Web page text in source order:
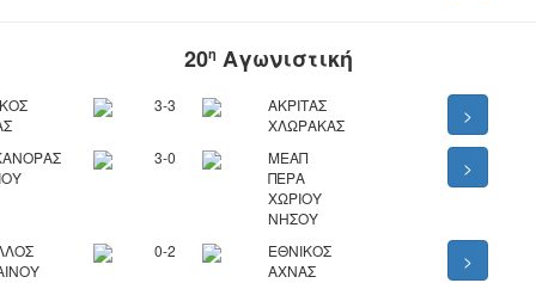
20η Αγωνιστική
3-3
ΑΚΡΙΤΑΣ
ΧΛΩΡΑΚΑΣ
>
3-0
ΜΕΑΠ
ΠΕΡΑ
ΧΩΡΙΟΥ
ΝΗΣΟΥ
>
0-2
ΕΘΝΙΚΟΣ
ΑΧΝΑΣ
>